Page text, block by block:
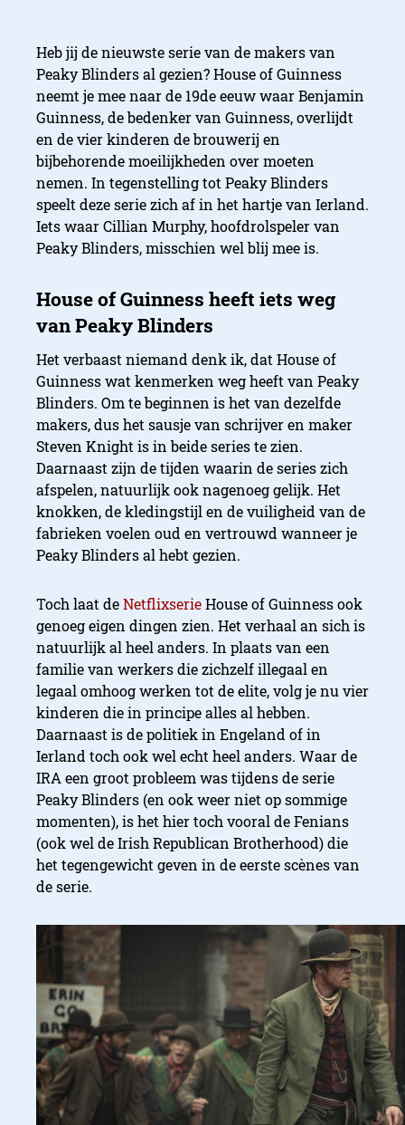
Heb jij de nieuwste serie van de makers van
Peaky Blinders al gezien? House of Guinness
neemt je mee naar de 19de eeuw waar Benjamin
Guinness, de bedenker van Guinness, overlijdt
en de vier kinderen de brouwerij en
bijbehorende moeilijkheden over moeten
nemen. In tegenstelling tot Peaky Blinders
speelt deze serie zich af in het hartje van Ierland.
Iets waar Cillian Murphy, hoofdrolspeler van
Peaky Blinders, misschien wel blij mee is.
Het verbaast niemand denk ik, dat House of
Guinness wat kenmerken weg heeft van Peaky
Blinders. Om te beginnen is het van dezelfde
makers, dus het sausje van schrijver en maker
Steven Knight is in beide series te zien.
Daarnaast zijn de tijden waarin de series zich
afspelen, natuurlijk ook nagenoeg gelijk. Het
knokken, de kledingstijl en de vuiligheid van de
fabrieken voelen oud en vertrouwd wanneer je
Peaky Blinders al hebt gezien.
Toch laat deNetflixserieHouse of Guinness ook
genoeg eigen dingen zien. Het verhaal an sich is
natuurlijk al heel anders. In plaats van een
familie van werkers die zichzelf illegaal en
legaal omhoog werken tot de elite, volg je nu vier
kinderen die in principe alles al hebben.
Daarnaast is de politiek in Engeland of in
Ierland toch ook wel echt heel anders. Waar de
IRA een groot probleem was tijdens de serie
Peaky Blinders (en ook weer niet op sommige
momenten), is het hier toch vooral de Fenians
(ook wel de Irish Republican Brotherhood) die
het tegengewicht geven in de eerste scènes van
de serie.